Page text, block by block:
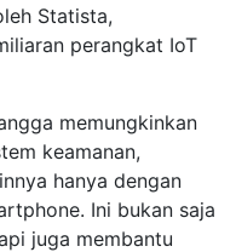
Statista,
perangkat IoT
memungkinkan
keamanan,
hanya dengan
Ini bukan saja
juga membantu